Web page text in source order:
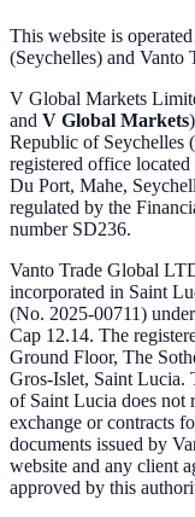
This website is
(Seychelles) and
V Global Markets
and V Global Markets
Republic of Seychelles
registered office
Du Port, Mahe,
regulated by the
number SD236.
Vanto Trade Global
incorporated in Saint
(No. 2025-00711)
Cap 12.14. The
Ground Floor, The
Gros-Islet, Saint Lucia.
of Saint Lucia does not
exchange or contracts
documents issued by
website and any client
approved by this